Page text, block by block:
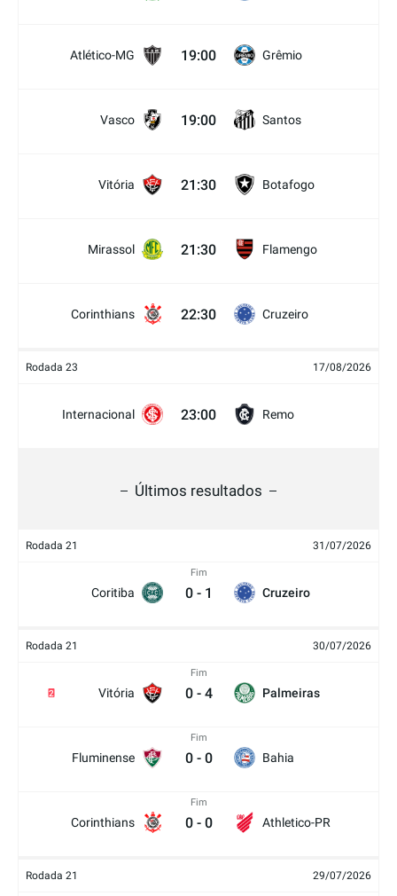
Atlético-MG 19:00 Grêmio
Vasco 19:00 Santos
Vitória 21:30 Botafogo
Mirassol 21:30 Flamengo
Corinthians 22:30 Cruzeiro
Rodada 23 17/08/2026
Internacional 23:00 Remo
Últimos resultados
Rodada 21 31/07/2026
Coritiba
Fim
0 - 1 Cruzeiro
Rodada 21 30/07/2026
Vitória
2
Fim
0 - 4 Palmeiras
Fluminense
Fim
0 - 0 Bahia
Corinthians
Fim
0 - 0 Athletico-PR
Rodada 21 29/07/2026